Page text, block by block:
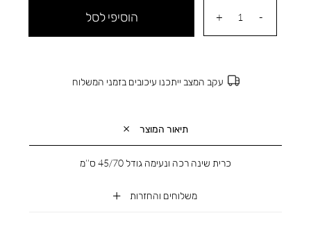
הוסיפי לסל
עקב המצב ייתכנו עיכובים בזמני המשלוח
תיאור המוצר
משלוחים והחזרות
כרית שינה רכה ונעימה גודל 45/70 ס’’מ